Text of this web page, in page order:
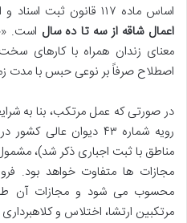
اساس ماده ۱۱۷ قانون ثبت اسناد و املاک، مجازات این جرم،
اعمال شاقه از سه تا ده سال است.
معنای زندان همراه با کارهای
اصطلاح صرفاً بر نوعی حبس با مدت
در صورتی که عمل مرتکب، بنا به
رویه شماره ۴۳ دیوان
مناطق با ثبت اجباری ذکر شد)،
مجازات ها متفاوت خواهد بود.
مرتکبین ارتشا، اختلاس و